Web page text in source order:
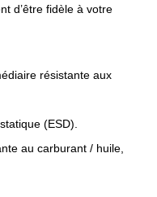
d’être fidèle à votre
résistante aux
(ESD).
au carburant / huile,